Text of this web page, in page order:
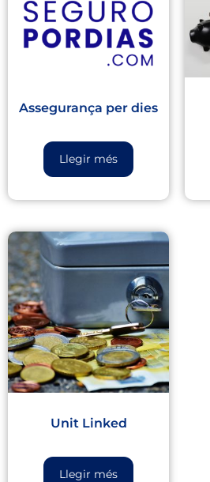
Assegurança per dies
Llegir més
Unit Linked
Llegir més